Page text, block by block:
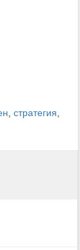
, стратегия,